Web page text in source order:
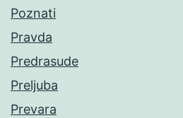
Poznati
Pravda
Predrasude
Preljuba
Prevara